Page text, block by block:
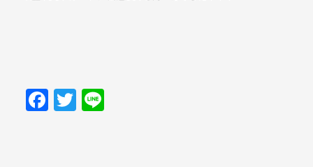
Facebook
Twitter